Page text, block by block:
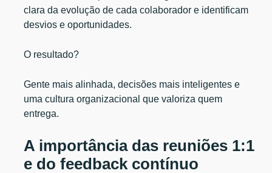
clara da evolução de cada colaborador e identificam
desvios e oportunidades.
O resultado?
Gente mais alinhada, decisões mais inteligentes e
uma cultura organizacional que valoriza quem
entrega.
A importância das reuniões 1:1
e do feedback contínuo